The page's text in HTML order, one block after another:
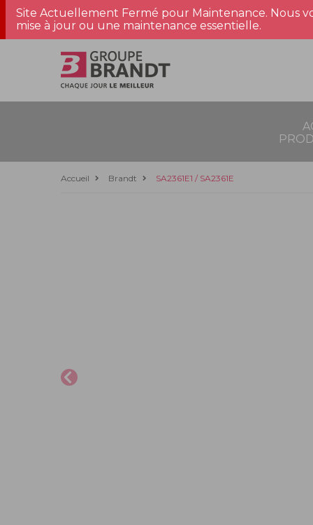
Site Actuellement Fermé pour Maintenance. Nous
mise à jour ou une maintenance essentielle.
Accueil Brandt SA2361E1 / SA2361E